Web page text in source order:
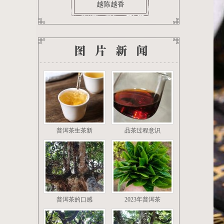
越陈越香
普洱茶生茶新 品茶过程意识
普洱茶的口感 2023年普洱茶